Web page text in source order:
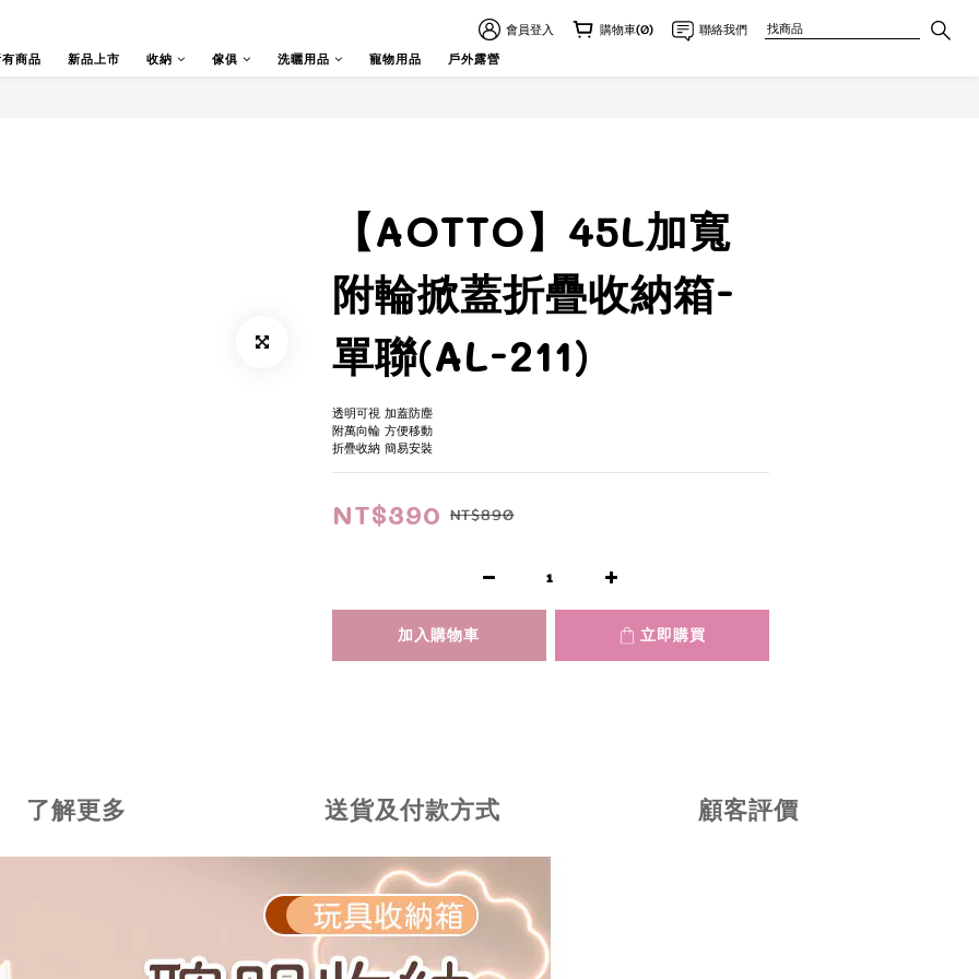
會員登入 購物車(0)
聯絡我們
商品
新品上市 收納 傢俱 洗曬用品 寵物用品 戶外露營
【AOTTO】45L加寬
附輪掀蓋折疊收納箱-
單聯(AL-211)
透明可視 加蓋防塵
附萬向輪 方便移動
折疊收納 簡易安裝
NT$390 NT$890
加入購物車 立即購買
了解更多 送貨及付款方式 顧客評價
立即購買